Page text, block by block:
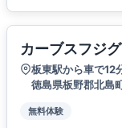
カーブスフジ
板東駅から車で12
徳島県板野郡北島
無料体験